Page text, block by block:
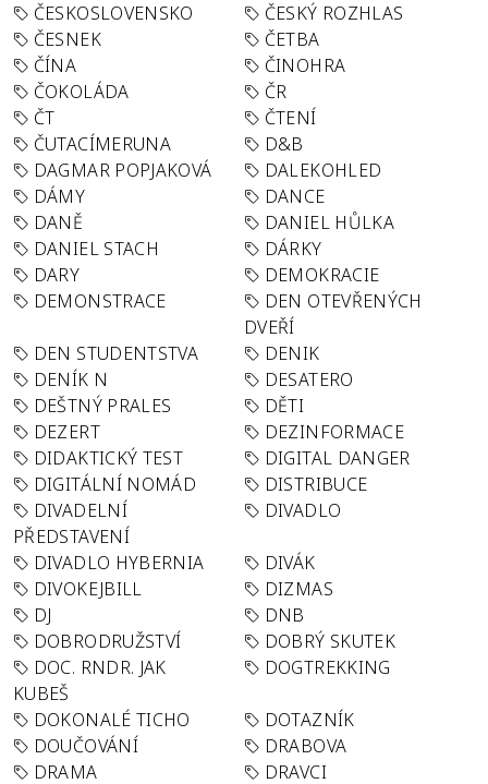
ČESKOSLOVENSKO
ČESKÝ ROZHLAS
ČESNEK
ČETBA
ČÍNA
ČINOHRA
ČOKOLÁDA
ČR
ČT
ČTENÍ
ČUTACÍMERUNA
D&B
DAGMAR POPJAKOVÁ
DALEKOHLED
DÁMY
DANCE
DANĚ
DANIEL HŮLKA
DANIEL STACH
DÁRKY
DARY
DEMOKRACIE
DEMONSTRACE
DEN OTEVŘENÝCH
DVEŘÍ
DEN STUDENTSTVA
DENIK
DENÍK N
DESATERO
DEŠTNÝ PRALES
DĚTI
DEZERT
DEZINFORMACE
DIDAKTICKÝ TEST
DIGITAL DANGER
DIGITÁLNÍ NOMÁD
DISTRIBUCE
DIVADELNÍ
PŘEDSTAVENÍ
DIVADLO
DIVADLO HYBERNIA
DIVÁK
DIVOKEJBILL
DIZMAS
DJ
DNB
DOBRODRUŽSTVÍ
DOBRÝ SKUTEK
DOC. RNDR. JAK
KUBEŠ
DOGTREKKING
DOKONALÉ TICHO
DOTAZNÍK
DOUČOVÁNÍ
DRABOVA
DRAMA
DRAVCI